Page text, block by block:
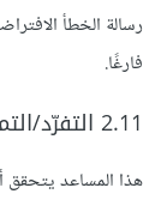
فارغًا.
2.11 التفرّد/التميّز uniqueness
هذا المساعد